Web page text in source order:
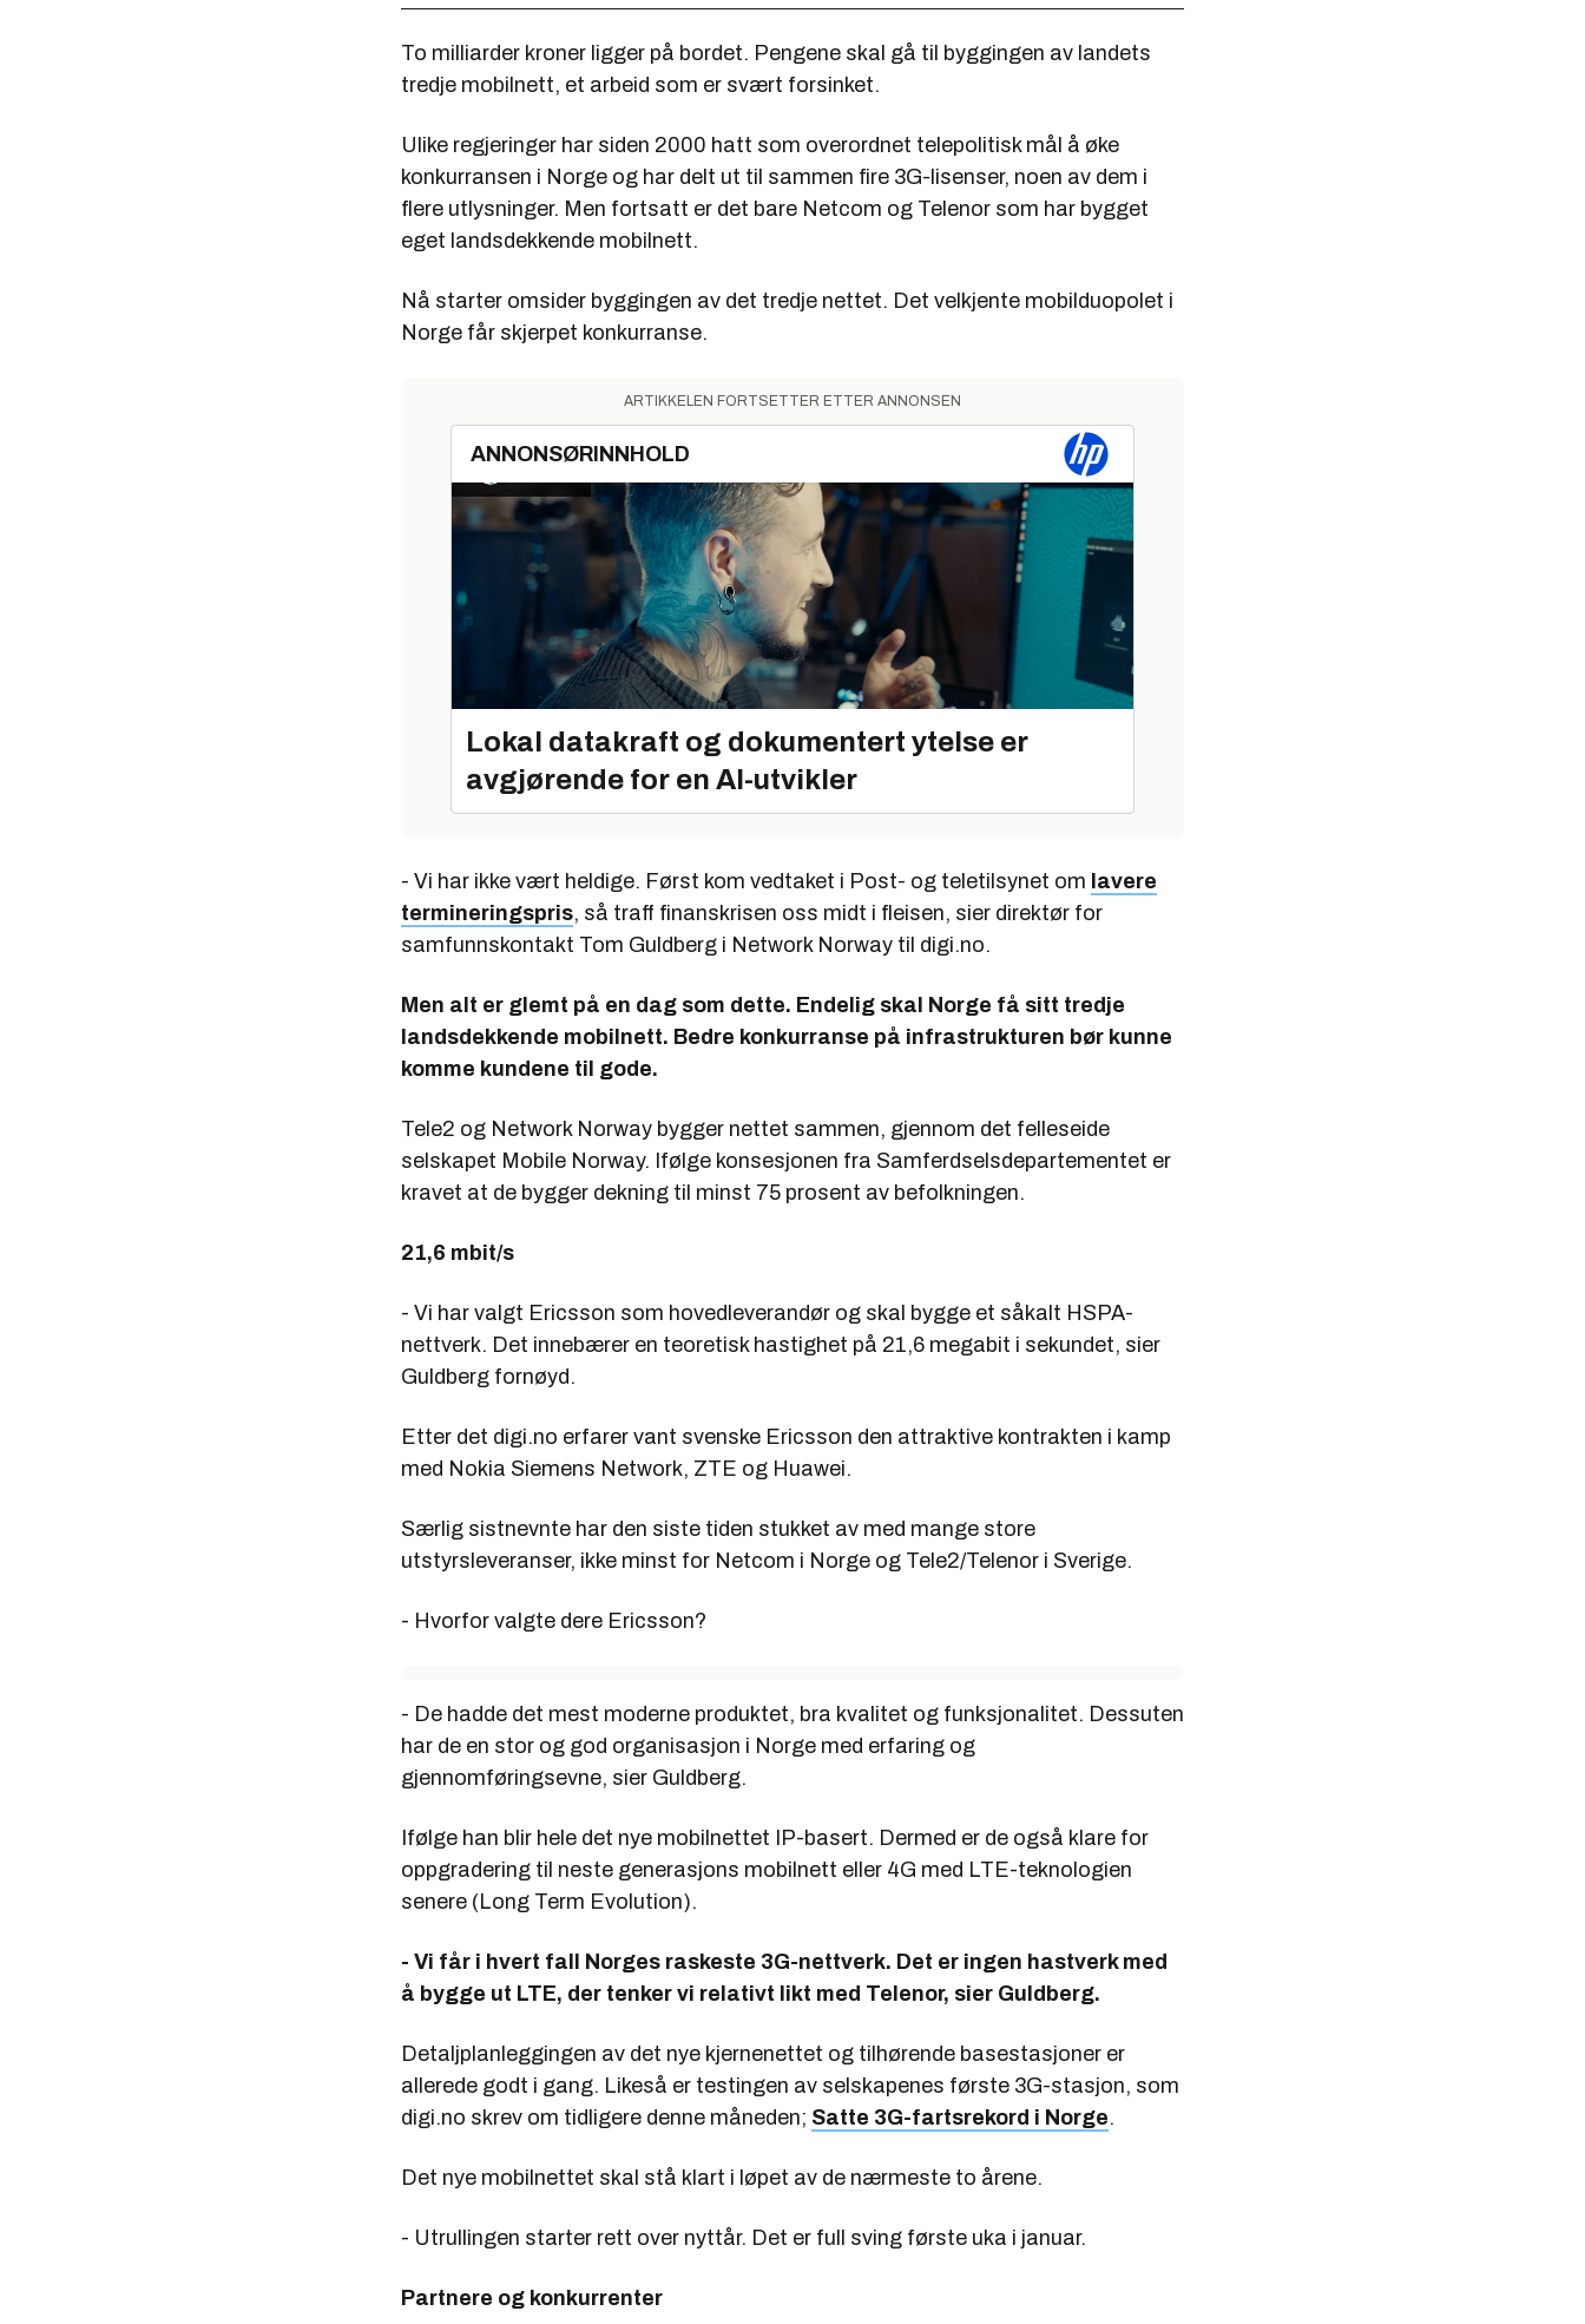
To milliarder kroner ligger på bordet. Pengene skal gå til byggingen av landets
tredje mobilnett, et arbeid som er svært forsinket.
Ulike regjeringer har siden 2000 hatt som overordnet telepolitisk mål å øke
konkurransen i Norge og har delt ut til sammen fire 3G-lisenser, noen av dem i
flere utlysninger. Men fortsatt er det bare Netcom og Telenor som har bygget
eget landsdekkende mobilnett.
Nå starter omsider byggingen av det tredje nettet. Det velkjente mobilduopolet i
Norge får skjerpet konkurranse.
ARTIKKELEN FORTSETTER ETTER ANNONSEN
ANNONSØRINNHOLD
Lokal datakraft og dokumentert ytelse er
avgjørende for en AI-utvikler
- Vi har ikke vært heldige. Først kom vedtaket i Post- og teletilsynet om lavere
termineringspris, så traff finanskrisen oss midt i fleisen, sier direktør for
samfunnskontakt Tom Guldberg i Network Norway til digi.no.
Men alt er glemt på en dag som dette. Endelig skal Norge få sitt tredje
landsdekkende mobilnett. Bedre konkurranse på infrastrukturen bør kunne
komme kundene til gode.
Tele2 og Network Norway bygger nettet sammen, gjennom det felleseide
selskapet Mobile Norway. Ifølge konsesjonen fra Samferdselsdepartementet er
kravet at de bygger dekning til minst 75 prosent av befolkningen.
21,6 mbit/s
- Vi har valgt Ericsson som hovedleverandør og skal bygge et såkalt HSPA-
nettverk. Det innebærer en teoretisk hastighet på 21,6 megabit i sekundet, sier
Guldberg fornøyd.
Etter det digi.no erfarer vant svenske Ericsson den attraktive kontrakten i kamp
med Nokia Siemens Network, ZTE og Huawei.
Særlig sistnevnte har den siste tiden stukket av med mange store
utstyrsleveranser, ikke minst for Netcom i Norge og Tele2/Telenor i Sverige.
- Hvorfor valgte dere Ericsson?
- De hadde det mest moderne produktet, bra kvalitet og funksjonalitet. Dessuten
har de en stor og god organisasjon i Norge med erfaring og
gjennomføringsevne, sier Guldberg.
Ifølge han blir hele det nye mobilnettet IP-basert. Dermed er de også klare for
oppgradering til neste generasjons mobilnett eller 4G med LTE-teknologien
senere (Long Term Evolution).
- Vi får i hvert fall Norges raskeste 3G-nettverk. Det er ingen hastverk med
å bygge ut LTE, der tenker vi relativt likt med Telenor, sier Guldberg.
Detaljplanleggingen av det nye kjernenettet og tilhørende basestasjoner er
allerede godt i gang. Likeså er testingen av selskapenes første 3G-stasjon, som
digi.no skrev om tidligere denne måneden; Satte 3G-fartsrekord i Norge.
Det nye mobilnettet skal stå klart i løpet av de nærmeste to årene.
- Utrullingen starter rett over nyttår. Det er full sving første uka i januar.
Partnere og konkurrenter